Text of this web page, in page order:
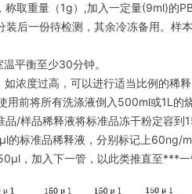
称取重量（1g）,加入一定量(9ml)的
后一份待检测，其余冷冻备用。样
平衡至少30分钟。
浓度过高，可以进行适当比例的稀
用前将所有洗涤液倒入500ml或1L的
品/样品稀释液将标准品冻干粉定容
的标准品稀释液，分别标记上
，加入下一管，以此类推直至***